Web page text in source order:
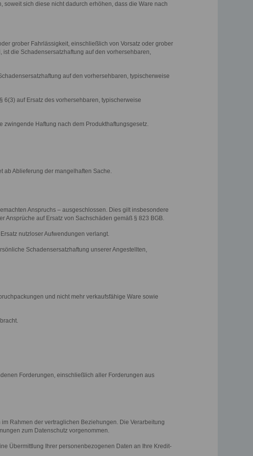
sich diese nicht dadurch erhöhen, dass die Ware nach
grober Fahrlässigkeit, einschließlich von Vorsatz oder grober
die Schadensersatzhaftung auf den vorhersehbaren,
auf den vorhersehbaren, typischerweise
6(3) auf Ersatz des vorhersehbaren, typischerweise
Haftung nach dem Produkthaftungsgesetz.
ab Ablieferung der mangelhaften Sache.
Anspruchs – ausgeschlossen. Dies gilt insbesondere
Ansprüche auf Ersatz von Sachschäden gemäß § 823 BGB.
nutzloser Aufwendungen verlangt.
Schadensersatzhaftung unserer Angestellten,
und nicht mehr verkaufsfähige Ware sowie
Forderungen, einschließlich aller Forderungen aus
Rahmen der vertraglichen Beziehungen. Die Verarbeitung
zum Datenschutz vorgenommen.
Übermittlung Ihrer personenbezogenen Daten an Ihre Kredit-